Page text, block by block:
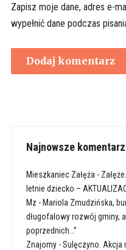
Zapisz moje dane, adres e-
wypełnić dane podczas
Najnowsze
Mieszkaniec Załęża -
letnie dziecko –
Mz - Mariola Zmudzińska,
długofalowy rozwój gminy,
poprzednich…”
Znajomy-Sulęczyno. Akcja